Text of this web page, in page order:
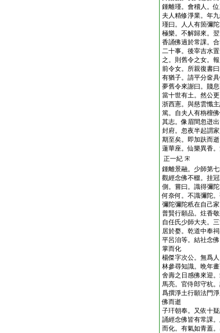
鍾離瑾。會稽人。
夫人精修淨業。年
瑾曰。人人有箇彌
極樂。不解歸來。
香誦佛過於常課。
二十事。後宰吉水
之。則舊令之女。
前令女。所親復書
有猶子。請平分奩
夢舊令來謝曰。賤
當十世有土。然公
浙西憲。與慈雲懺
篤。自夫人有栴檀
其志。像眉間忽迸
封府。忽夜半起謂
期至矣。即加趺而
蓮華座。仙樂異香
正一紀 宋
鍾離景融。少師第
觀經念佛不輟。挂
側。嘗曰。識得彌
何奈何。不識彌陀
彌陀彌陀秖在自己
普賢行願品。炷香
自任氏少師大夫。
居於婺。乾道中奉
平呂洎等。結社念
掌而化
楊傑字次公。無爲
林參尋知識。晩年
舍壽之日感佛來迎
馬亮。官侍郎守杭
爲撰淨土行願法門
佛而逝
子玕朝奉。又依十
誦經念佛皆有常課
而化。有氣如青蓋